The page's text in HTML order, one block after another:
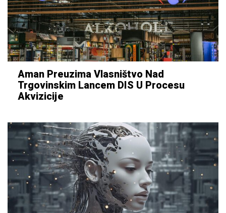
Aman Preuzima Vlasništvo Nad
Trgovinskim Lancem DIS U Procesu
Akvizicije